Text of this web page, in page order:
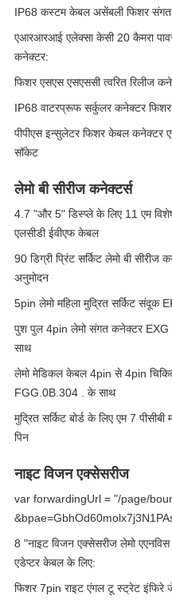
IP68 कस्टम केबल असेंबली फिशर
एआरआरआई एलेक्सा केसी 20 कैमरा
कनेक्टर:
फिशर एसएस एसएससी त्वरित रिलीज
IP68 वाटरप्रूफ सर्कुलर कनेक्टर
पीपीएस इन्सुलेटर फिशर केबल कनेक्टर
सॉकेट
लेमो बी सीरीज कनेक्टर्स
4.7 "और 5" डिस्प्ले के लिए 11 एम
एलसीडी ईवीएफ केबल
90 डिग्री प्रिंट सर्किट लेमो बी
अनुमोदन
5pin लेमो महिला मुद्रित सर्किट संदूक
पुश पुल 4pin लेमो संगत कनेक्टर
साथ
लेमो मेडिकल केबल 4pin से 4pin
FGG.0B.304 . के साथ
मुद्रित सर्किट बोर्ड के लिए एम 7
पिन
नाइट विजन एक्सेसरीज
var forwardingUrl = "/page/
8 "नाइट विजन एक्सेसरीज लेमो एएनविस
एडेप्टर केबल के लिए:
फिशर 7pin राइट एंगल टू स्ट्रेट इंफिरे